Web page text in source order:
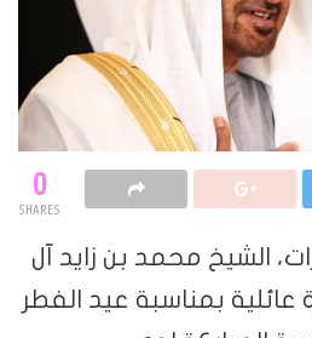
0
SHARES
الشيخ محمد بن زايد آل
عائلية بمناسبة عيد الفطر